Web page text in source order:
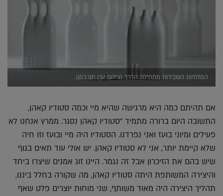
המלחיות השבירות מתחילת הדרך (צילום ערן תורג'מן)
אם תהיתם כמה היא מרגישה שהיא מיי וכמה סטודיו קאהן,
התשובה היום ברורה מתמיד "סטודיו קאהן נסגר. ממרץ אנחנו לא
פעילים ומיוני בועז ואני נפרדנו. הסטודיו היה מיי ובועז וזו חיה
שלא קיימת יותר, אני לא סטודיו קאהן. יש אולי עוד תאים בגוף
שיש בהם את הזיכרון אבל זה נגמר. היינו זוג אמנים שיצרו ביחד
והיצירה המשותפת היתה סטודיו קאהן, מה שקורה בחלל ביננו,
תהליך היצירה היה מאוד משותף, שני מוחות יוצרים פלט שאף